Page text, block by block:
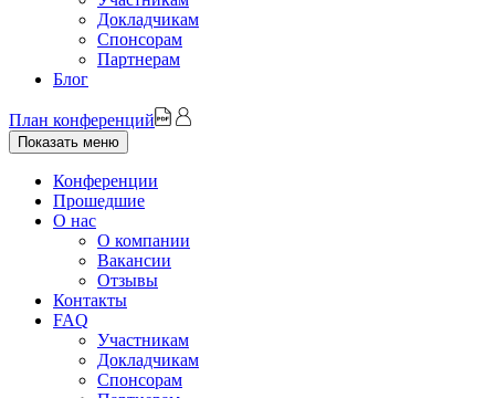
Докладчикам
Спонсорам
Партнерам
Блог
План конференций
Показать меню
Конференции
Прошедшие
О нас
О компании
Вакансии
Отзывы
Контакты
FAQ
Участникам
Докладчикам
Спонсорам